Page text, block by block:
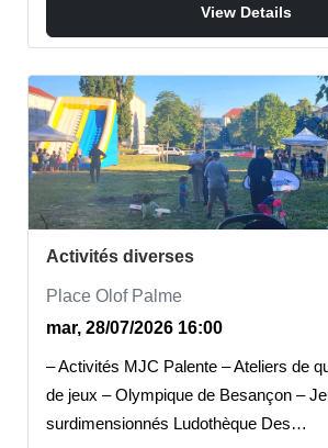
View Details
Activités diverses
Place Olof Palme
mar, 28/07/2026 16:00
– Activités MJC Palente – Ateliers de
de jeux – Olympique de Besançon –
surdimensionnés Ludothèque Des…